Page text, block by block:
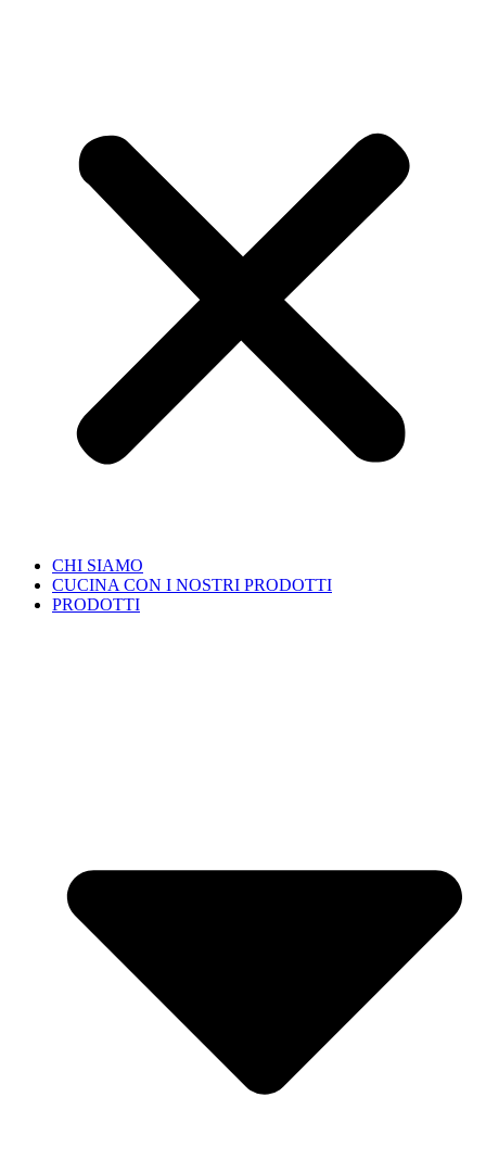
CHI SIAMO
CUCINA CON I NOSTRI PRODOTTI
PRODOTTI